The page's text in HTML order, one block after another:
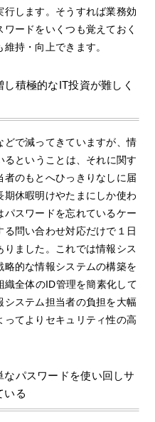
します。そうすれば業務効
ードをいくつも覚えておく
持・向上できます。
積極的なIT投資が難しく
で減ってきていますが、情
ということは、それに関す
のもとへひっきりなしに届
期休暇明けやたまにしか使わ
スワードを忘れているケー
問い合わせ対応だけで１日
ました。これでは情報シス
的な情報システムの構築を
織全体のID管理を簡素化して
システム担当者の負担を大幅
てよりセキュリティ性の高
パスワードを使い回しサ
いる